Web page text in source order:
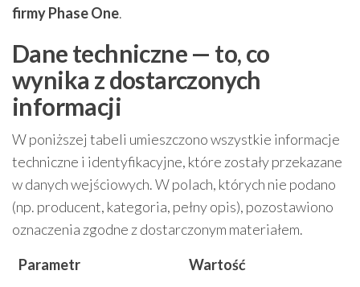
firmy Phase One.
Dane techniczne — to, co
wynika z dostarczonych
informacji
W poniższej tabeli umieszczono wszystkie informacje
techniczne i identyfikacyjne, które zostały przekazane
w danych wejściowych. W polach, których nie podano
(np. producent, kategoria, pełny opis), pozostawiono
oznaczenia zgodne z dostarczonym materiałem.
Parametr
Wartość